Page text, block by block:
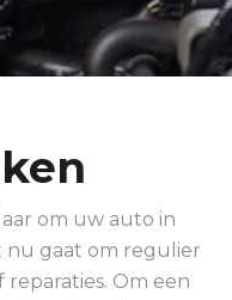
om uw auto in
gaat om regulier
Om een